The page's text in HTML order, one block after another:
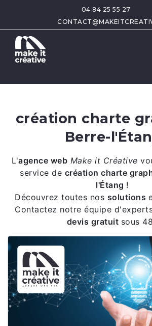
04 84 25 55 27
création charte
Berre-
L'agence web Make it Créative
service de création charte
l'Étang !
Découvrez toutes nos solutions
Contactez notre équipe
devis gratuit sous